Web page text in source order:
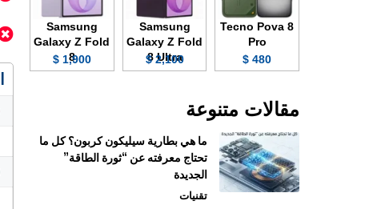
Tecno Pova 8
Pro
480 $
Samsung
Galaxy Z Fold
8 Ultra
2,100 $
Samsung
Galaxy Z Fold
8
1,900 $
مقالات متنوعة
ما هي بطارية سيليكون كربون؟ كل ما
تحتاج معرفته عن “ثورة الطاقة”
الجديدة
تقنيات